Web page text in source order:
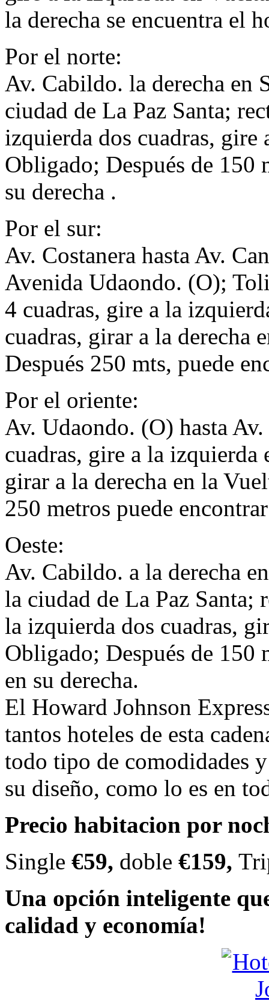
la derecha se encuentra el
Por el norte:
Av. Cabildo. la derecha en
ciudad de La Paz Santa;
izquierda dos cuadras, gire
Obligado; Después de 150
su derecha .
Por el sur:
Av. Costanera hasta Av.
Avenida Udaondo. (O);
4 cuadras, gire a la
cuadras, girar a la derecha
Después 250 mts, puede
Por el oriente:
Av. Udaondo. (O) hasta
cuadras, gire a la izquierda
girar a la derecha en la
250 metros puede
Oeste:
Av. Cabildo. a la derecha
la ciudad de La Paz Santa;
la izquierda dos cuadras,
Obligado; Después de 150
en su derecha.
El Howard Johnson
tantos hoteles de esta
todo tipo de comodidades
su diseño, como lo es en
Precio habitacion por
Single €59, doble €159,
Una opción inteligente
calidad y economía!